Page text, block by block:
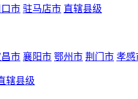
市 驻马店市 直辖县级
市 襄阳市 鄂州市 荆门市 孝感
辖县级